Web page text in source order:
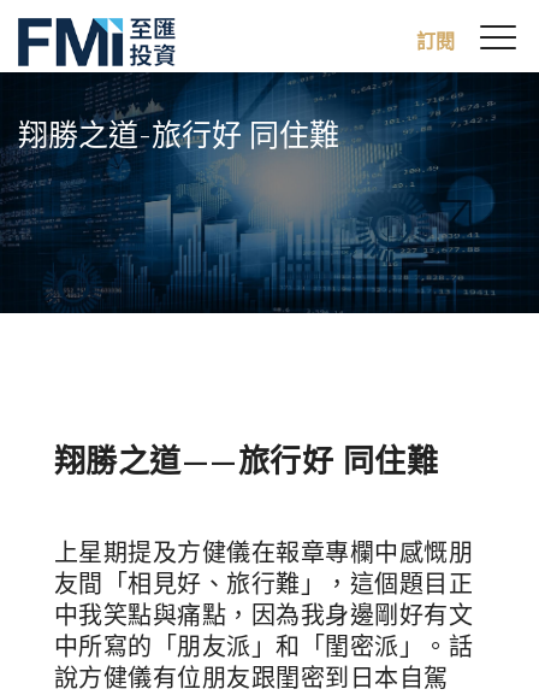
main
content
訂閱
翔勝之道-旅行好 同住難
翔勝之道——旅行好 同住難
上星期提及方健儀在報章專欄中感慨朋
友間「相見好、旅行難」，這個題目正
中我笑點與痛點，因為我身邊剛好有文
中所寫的「朋友派」和「閨密派」。話
說方健儀有位朋友跟閨密到日本自駕